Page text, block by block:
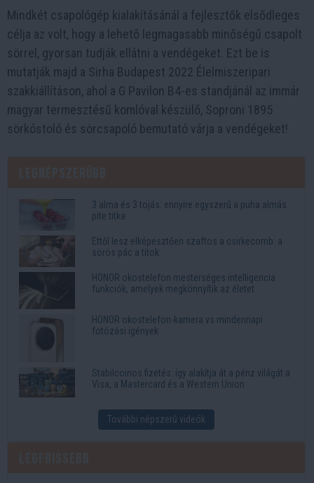
Mindkét csapológép kialakításánál a fejlesztők elsődleges
célja az volt, hogy a lehető legmagasabb minőségű csapolt
sörrel, gyorsan tudják ellátni a vendégeket. Ezt be is
mutatják majd a Sirha Budapest 2022 Élelmiszeripari
szakkiállításon, ahol a G Pavilon B4-es standjánál az immár
magyar termesztésű komlóval készülő, Soproni 1895
sörkóstoló és sörcsapoló bemutató várja a vendégeket!
3 alma és 3 tojás: ennyire egyszerű a puha almás
pite titka
Ettől lesz elképesztően szaftos a csirkecomb: a
sörös pác a titok
HONOR okostelefon mesterséges intelligencia
funkciók, amelyek megkönnyítik az életet
HONOR okostelefon-kamera vs mindennapi
fotózási igények
Stabilcoinos fizetés: így alakítja át a pénz világát a
Visa, a Mastercard és a Western Union
További népszerű videók